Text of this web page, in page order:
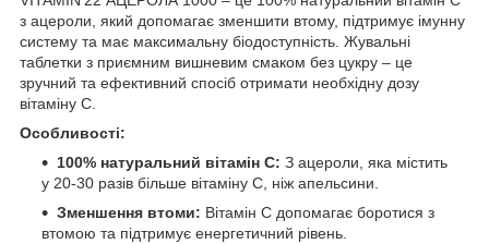
з ацероли, який допомагає зменшити втому, підтримує імунну
систему та має максимальну біодоступність. Жувальні
таблетки з приємним вишневим смаком без цукру – це
зручний та ефективний спосіб отримати необхідну дозу
вітаміну С.
Особливості:
100% натуральний вітамін С: З ацероли, яка містить
у 20-30 разів більше вітаміну С, ніж апельсини.
Зменшення втоми: Вітамін С допомагає боротися з
втомою та підтримує енергетичний рівень.